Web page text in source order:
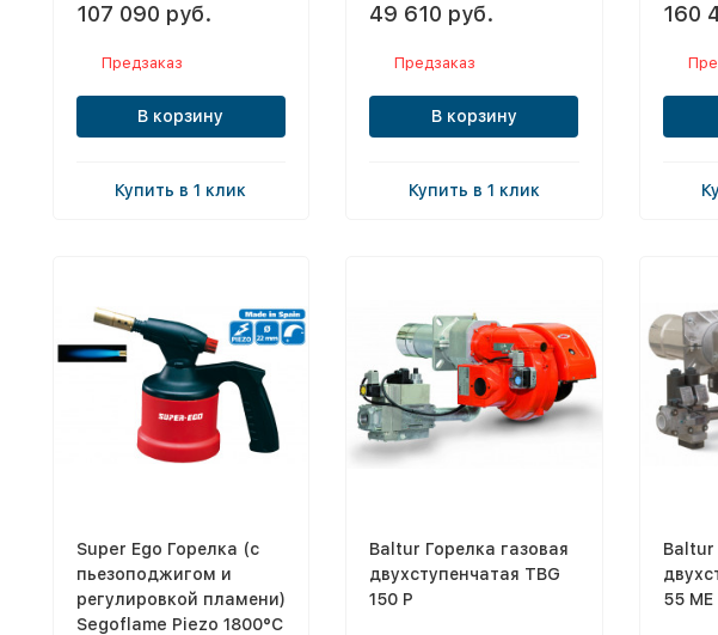
107 090 руб.
Предзаказ
В корзину
Купить в 1 клик
49 610 руб.
Предзаказ
В корзину
Купить в 1 клик
160
Super Ego Горелка (с
пьезоподжигом и
регулировкой пламени)
Segoflame Piezo 1800°C
Baltur Горелка газовая
двухступенчатая TBG
150 P
Baltur
55 ME